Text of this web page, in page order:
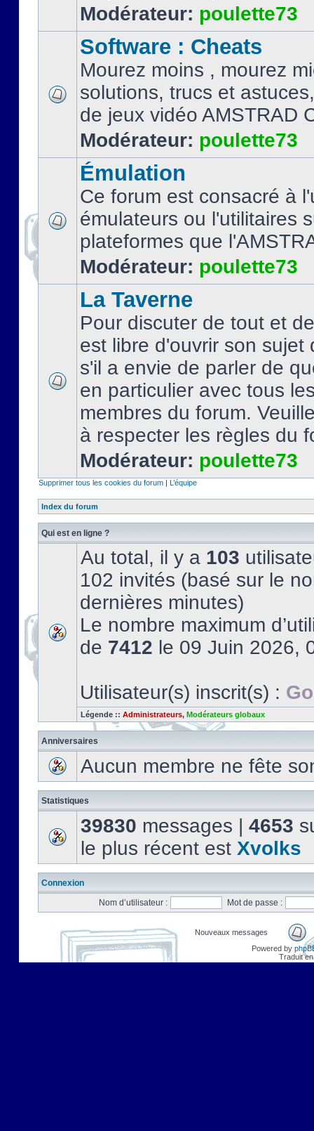
Modérateur: poulette73
Software : Cheats
Mourez moins , mourez
solutions, trucs et
de jeux vidéo AMSTRAD
Modérateur: poulette73
Émulation
Ce forum est consacré à
émulateurs ou l'utilitaires
plateformes que
Modérateur: poulette73
La Taverne
Pour discuter de tout et
est libre d'ouvrir son sujet
s'il a envie de parler de
en particulier avec tous
membres du forum.
à respecter les règles du
Modérateur: poulette73
Supprimer tous les cookies du forum | L’équipe
Index du forum
Qui est en ligne ?
Au total, il y a 103
102 invités (basé sur le
dernières minutes)
Le nombre maximum
de 7412 le 09 Juin 2026,
Utilisateur(s) inscrit(s) :
Légende :: Administrateurs, Modérateurs globaux
Anniversaires
Aucun membre ne fête
Statistiques
39830 messages | 4653
le plus récent est Xvolks
Connexion
Nom d’utilisateur :
Mot de passe :
Nouveaux messages
Powered by
Traduit